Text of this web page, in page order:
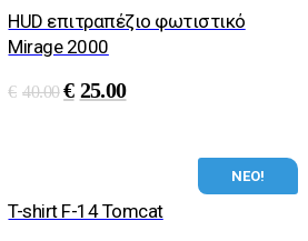
HUD επιτραπέζιο φωτιστικό
Mirage 2000
€ 40.00 € 25.00
ΝΕΟ!
T-shirt F-14 Tomcat